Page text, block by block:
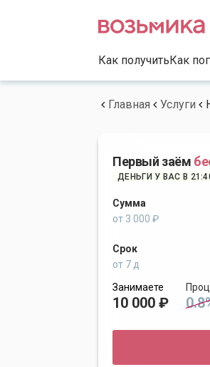
Как получитьКак
Главная Услуги
Первый заём
ДЕНЬГИ У ВАС В
Сумма
от 3 000 ₽
Срок
от 7 д
Занимаете
10 000 ₽